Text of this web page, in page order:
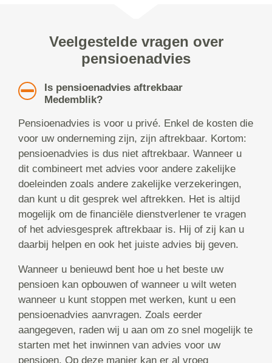
Veelgestelde vragen over
pensioenadvies
Is pensioenadvies aftrekbaar
Medemblik?
Pensioenadvies is voor u privé. Enkel de kosten die
voor uw onderneming zijn, zijn aftrekbaar. Kortom:
pensioenadvies is dus niet aftrekbaar. Wanneer u
dit combineert met advies voor andere zakelijke
doeleinden zoals andere zakelijke verzekeringen,
dan kunt u dit gesprek wel aftrekken. Het is altijd
mogelijk om de financiële dienstverlener te vragen
of het adviesgesprek aftrekbaar is. Hij of zij kan u
daarbij helpen en ook het juiste advies bij geven.
Wanneer u benieuwd bent hoe u het beste uw
pensioen kan opbouwen of wanneer u wilt weten
wanneer u kunt stoppen met werken, kunt u een
pensioenadvies aanvragen. Zoals eerder
aangegeven, raden wij u aan om zo snel mogelijk te
starten met het inwinnen van advies voor uw
pensioen. Op deze manier kan er al vroeg